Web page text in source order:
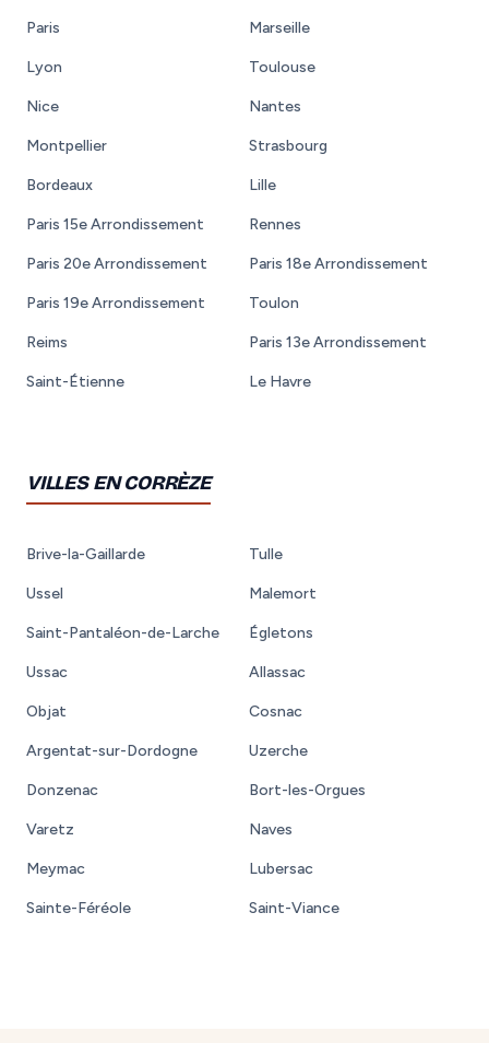
Paris Marseille
Lyon Toulouse
Nice Nantes
Montpellier Strasbourg
Bordeaux Lille
Paris 15e Arrondissement Rennes
Paris 20e Arrondissement Paris 18e Arrondissement
Paris 19e Arrondissement Toulon
Reims Paris 13e Arrondissement
Saint-Étienne Le Havre
VILLES EN CORRÈZE
Brive-la-Gaillarde Tulle
Ussel Malemort
Saint-Pantaléon-de-Larche Égletons
Ussac Allassac
Objat Cosnac
Argentat-sur-Dordogne Uzerche
Donzenac Bort-les-Orgues
Varetz Naves
Meymac Lubersac
Sainte-Féréole Saint-Viance